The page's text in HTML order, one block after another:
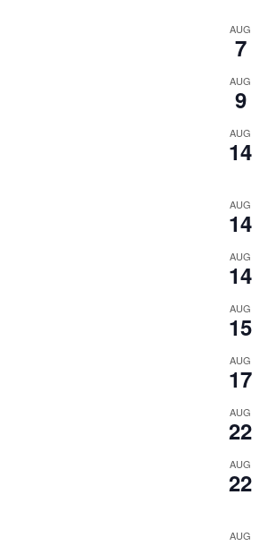
AUG
7
AUG
9
AUG
14
AUG
14
AUG
14
AUG
15
AUG
17
AUG
22
AUG
22
AUG